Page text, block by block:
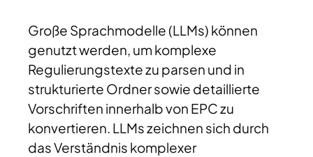
Große Sprachmodelle (LLMs) können
genutzt werden, um komplexe
Regulierungstexte zu parsen und in
strukturierte Ordner sowie detaillierte
Vorschriften innerhalb von EPC zu
konvertieren. LLMs zeichnen sich durch
das Verständnis komplexer